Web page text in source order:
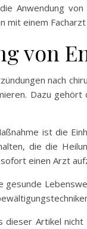
Anwendung
mit einem
von
nach
Dazu
ist die
die die
einen Arzt
gesunde
dieser Artikel